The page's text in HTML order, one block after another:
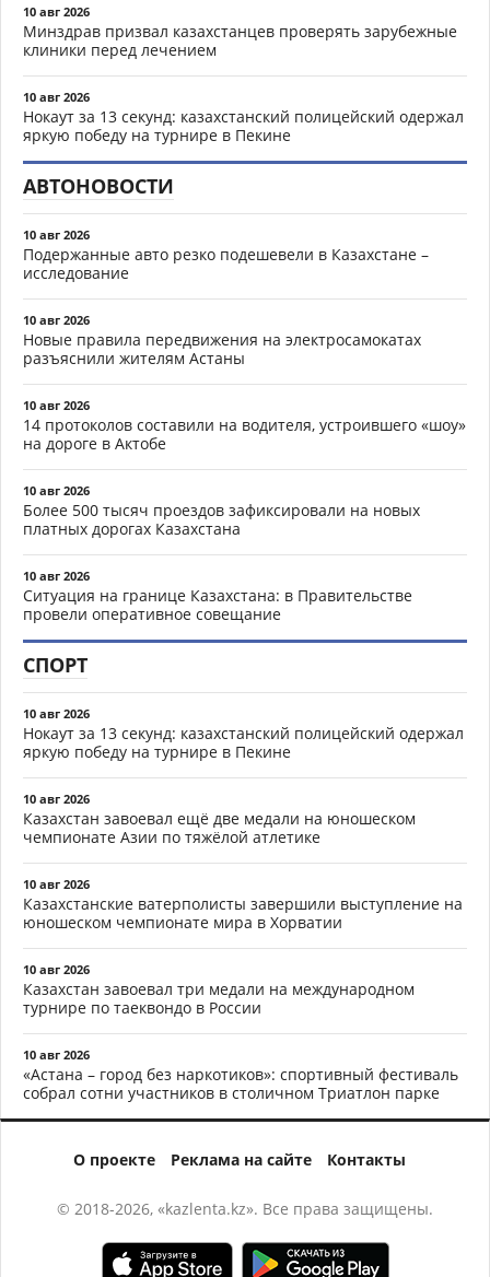
10 авг 2026
Минздрав призвал казахстанцев проверять зарубежные
клиники перед лечением
10 авг 2026
Нокаут за 13 секунд: казахстанский полицейский одержал
яркую победу на турнире в Пекине
АВТОНОВОСТИ
10 авг 2026
Подержанные авто резко подешевели в Казахстане –
исследование
10 авг 2026
Новые правила передвижения на электросамокатах
разъяснили жителям Астаны
10 авг 2026
14 протоколов составили на водителя, устроившего «шоу»
на дороге в Актобе
10 авг 2026
Более 500 тысяч проездов зафиксировали на новых
платных дорогах Казахстана
10 авг 2026
Ситуация на границе Казахстана: в Правительстве
провели оперативное совещание
СПОРТ
10 авг 2026
Нокаут за 13 секунд: казахстанский полицейский одержал
яркую победу на турнире в Пекине
10 авг 2026
Казахстан завоевал ещё две медали на юношеском
чемпионате Азии по тяжёлой атлетике
10 авг 2026
Казахстанские ватерполисты завершили выступление на
юношеском чемпионате мира в Хорватии
10 авг 2026
Казахстан завоевал три медали на международном
турнире по таеквондо в России
10 авг 2026
«Астана – город без наркотиков»: спортивный фестиваль
собрал сотни участников в столичном Триатлон парке
О проекте Реклама на сайте Контакты
© 2018-2026, «kazlenta.kz». Все права защищены.